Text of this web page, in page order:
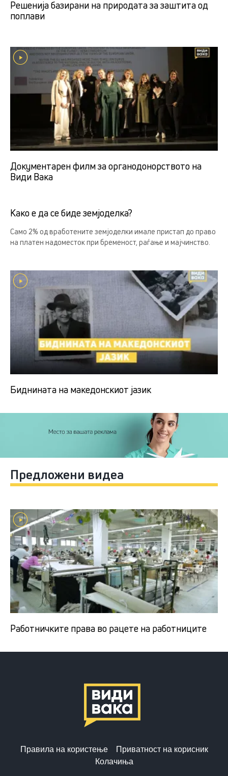
Решенија базирани на природата за заштита од
поплави
Документарен филм за органодонорството на
Види Вака
Како е да се биде земјоделка?
Само 2% од вработените земјоделки имале пристап до право
на платен надоместок при бременост, раѓање и мајчинство.
Биднината на македонскиот јазик
Предложени видеа
Работничките права во рацете на работниците
Правила на користење
Приватност на корисник
Колачиња